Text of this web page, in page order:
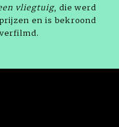
vliegtuig , die werd
en is bekroond